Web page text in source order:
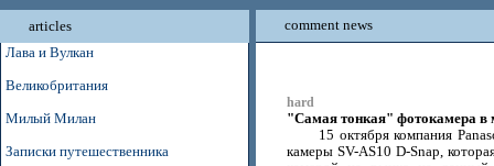
articles
Лава и Вулкан
Великобритания
Милый Милан
Записки путешественника
comment news
hard
"Самая тонкая" фотокамера в
15 октября компания
камеры SV-AS10 D-Snap,